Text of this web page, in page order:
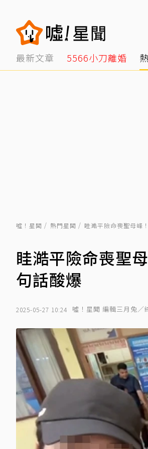
最新文章 5566小刀離婚
噓！星聞 熱門星聞 眭澔平險命喪聖母峰
眭澔平險命喪聖
句話酸爆
2025-05-27 10:24 噓！星聞 編輯三月兔／